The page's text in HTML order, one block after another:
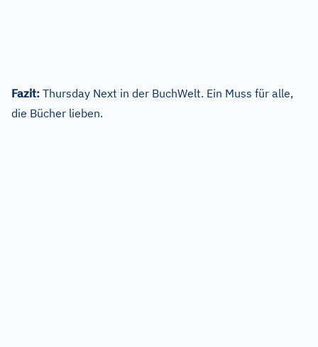
Fazit: Thursday Next in der BuchWelt. Ein Muss für alle,
die Bücher lieben.